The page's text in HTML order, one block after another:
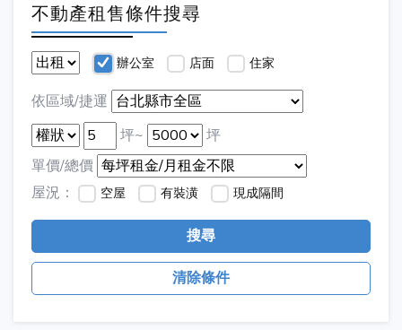
不動產租售條件搜尋
辦公室 店面 住家
依區域/捷運
坪~
坪
單價/總價
屋況：
空屋 有裝潢 現成隔間
搜尋
清除條件